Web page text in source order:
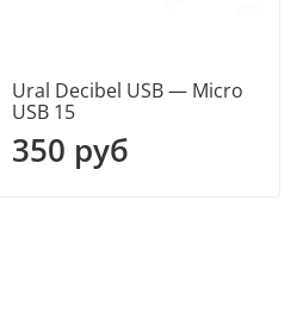
Ural Decibel USB — Micro
USB 15
350 руб